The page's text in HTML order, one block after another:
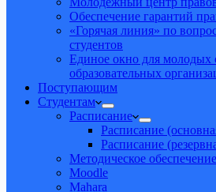
Обеспечение гарантий
«Горячая линия» по
студентов
Единое окно для молодых
образовательных
Поступающим
Студентам
Расписание
Расписание
Расписание
Методическое обеспечение
Moodle
Mahara